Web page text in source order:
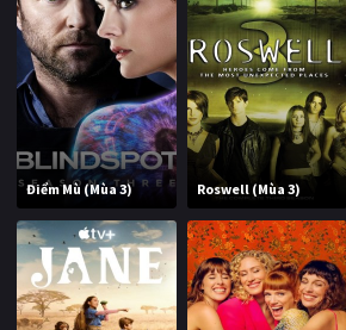
Điểm Mù (Mùa 3) Roswell (Mùa 3)